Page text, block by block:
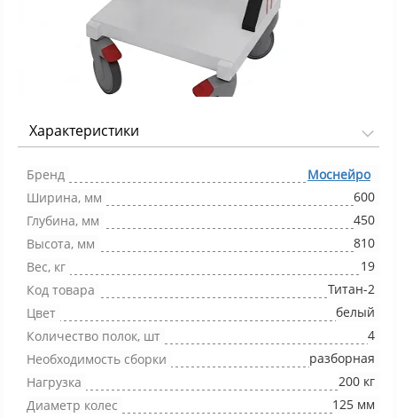
Характеристики
Бренд
Моснейро
Ширина, мм
600
Глубина, мм
450
Высота, мм
810
Вес, кг
19
Код товара
Титан-2
Цвет
белый
Количество полок, шт
4
Необходимость сборки
разборная
Нагрузка
200 кг
Диаметр колес
125 мм